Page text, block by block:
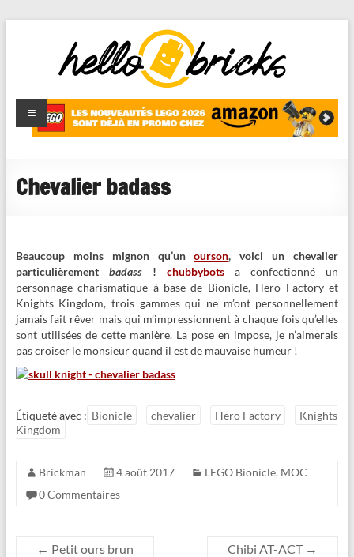
HelloBricks
Blog LEGO,
nouveaut�s
reviews
Chevalier badass
Beaucoup moins mignon qu’unourson, voici un chevalier
particulièrement badass! chubbybotsa confectionné un
personnage charismatique à base de Bionicle, Hero Factory et
Knights Kingdom, trois gammes qui ne m’ont personnellement
jamais fait rêver mais qui m’impressionnent à chaque fois qu’elles
sont utilisées de cette manière. La pose en impose, je n’aimerais
pas croiser le monsieur quand il est de mauvaise humeur !
Étiqueté avec : Bionicle chevalier Hero Factory
Knights
Kingdom
Brickman 4 août 2017 LEGO Bionicle, MOC
0 Commentaires
← Petit ours brun Chibi AT-ACT →